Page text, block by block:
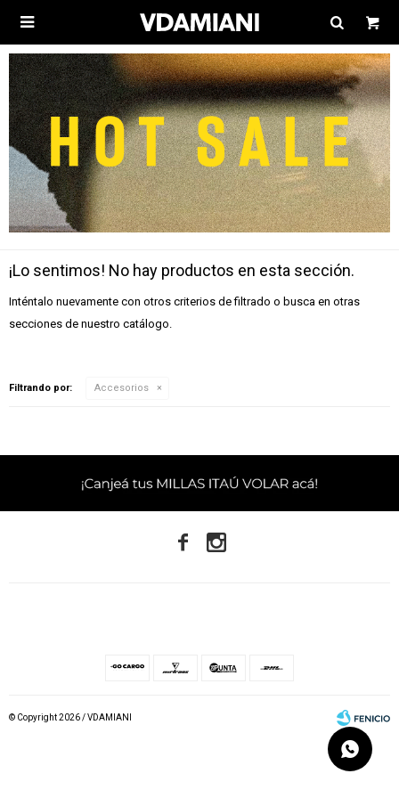

¡Lo sentimos! No hay productos en esta sección.
Inténtalo nuevamente con otros criterios de filtrado o busca en otras
secciones de nuestro catálogo.
Filtrando por: Accesorios
 
© Copyright 2026 / VDAMIANI